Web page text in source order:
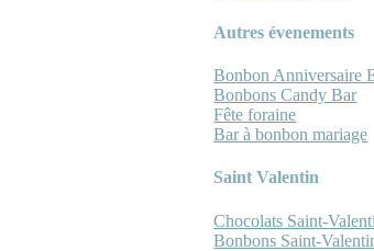
Autres évenements
Bonbon Anniversaire
Bonbons Candy Bar
Fête foraine
Bar à bonbon mariage
Saint Valentin
Chocolats Saint-
Bonbons Saint-